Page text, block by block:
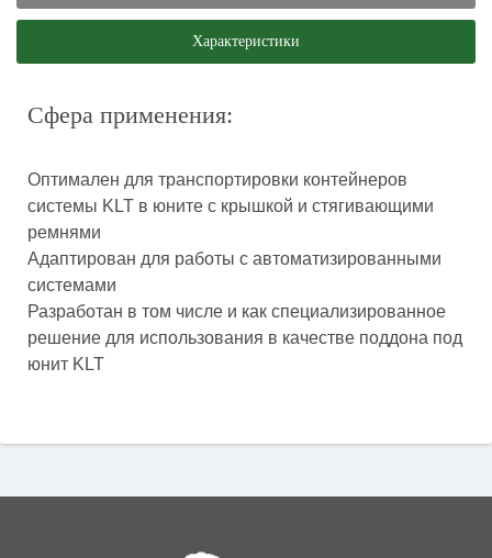
Характеристики
Сфера применения:
Оптимален для транспортировки контейнеров
системы KLT в юните с крышкой и стягивающими
ремнями
Адаптирован для работы с автоматизированными
системами
Разработан в том числе и как специализированное
решение для использования в качестве поддона под
юнит KLT